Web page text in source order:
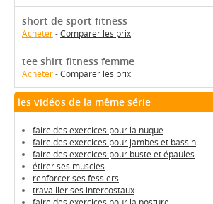
short de sport fitness
Acheter-Comparer les prix
tee shirt fitness femme
Acheter-Comparer les prix
les vidéos de la même série
faire des exercices pour la nuque
faire des exercices pour jambes et bassin
faire des exercices pour buste et épaules
étirer ses muscles
renforcer ses fessiers
travailler ses intercostaux